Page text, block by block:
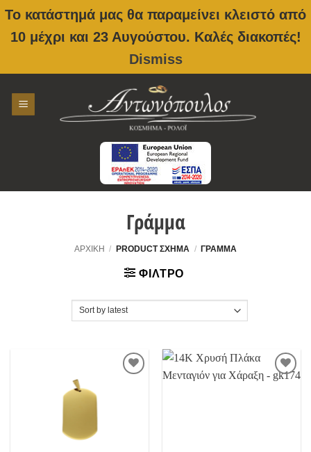
Το κατάστημά μας θα παραμείνει κλειστό από
10 μέχρι και 23 Αυγούστου. Καλές διακοπές!
Dismiss
content
Γράμμα
ΑΡΧΙΚΉ / PRODUCT ΣΧΉΜΑ / ΓΡΆΜΜΑ
ΦΊΛΤΡΟ